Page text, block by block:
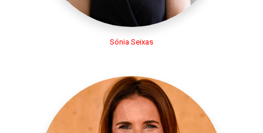
Sónia Seixas